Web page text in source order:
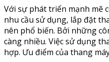
Với sự phát triển mạnh mẽ
nhu cầu sử dụng, lắp đặt
nên phổ biến. Bởi những
càng nhiều. Việc sử dụng
hợp. Ưu điểm của thang